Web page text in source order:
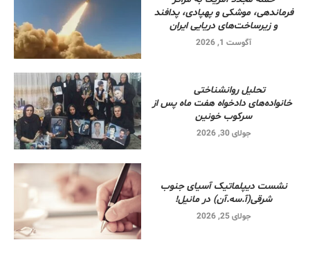
فرماندهی، موشکی و پهپادی، پدافند
و زیرساخت‌های دریایی ایران
آگوست 1, 2026
تحلیل روانشناختی
خانواده‌های دادخواه هفت ماه پس از
سرکوب خونین
جولای 30, 2026
نشست دیپلماتیک آسیای جنوب
شرقی‌(آ.سه.آن) در مانیل!
جولای 25, 2026